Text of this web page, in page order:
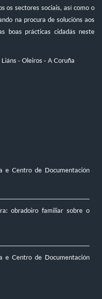
os sectores sociais, así como o
na procura de solucións aos
boas prácticas cidadás neste
- Oleiros - A Coruña
e Centro de Documentación
obradoiro familiar sobre o
e Centro de Documentación